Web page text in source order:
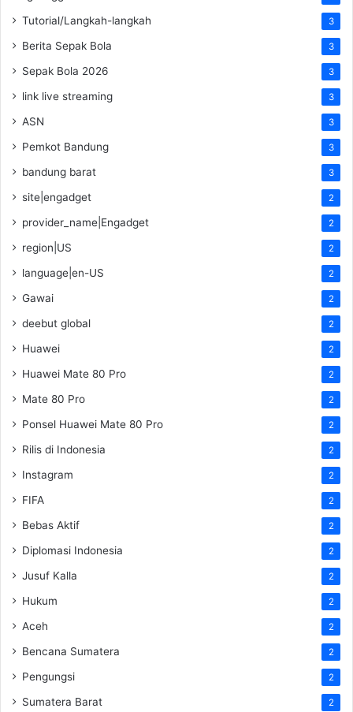
Tutorial/Langkah-langkah 3
Berita Sepak Bola 3
Sepak Bola 2026 3
link live streaming 3
ASN 3
Pemkot Bandung 3
bandung barat 3
site|engadget 2
provider_name|Engadget 2
region|US 2
language|en-US 2
Gawai 2
deebut global 2
Huawei 2
Huawei Mate 80 Pro 2
Mate 80 Pro 2
Ponsel Huawei Mate 80 Pro 2
Rilis di Indonesia 2
Instagram 2
FIFA 2
Bebas Aktif 2
Diplomasi Indonesia 2
Jusuf Kalla 2
Hukum 2
Aceh 2
Bencana Sumatera 2
Pengungsi 2
Sumatera Barat 2